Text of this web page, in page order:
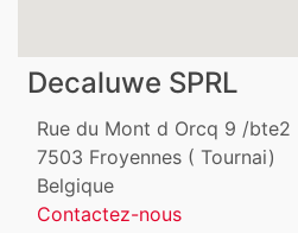
Decaluwe SPRL
Rue du Mont d Orcq 9 /bte2
7503 Froyennes ( Tournai)
Belgique
Contactez-nous